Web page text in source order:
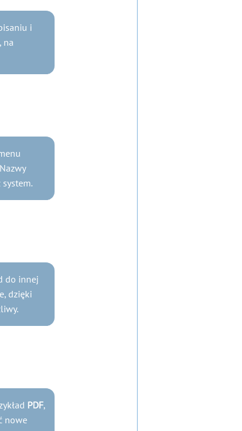
i
na
do innej
dzięki
PDF,
nowe